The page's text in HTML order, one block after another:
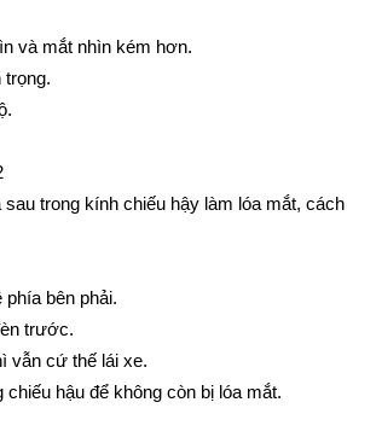
và mắt nhìn kém hơn.
trọng.
sau trong kính chiếu hậy làm lóa mắt, cách
bên phải.
trước.
vẫn cứ thế lái xe.
hậu để không còn bị lóa mắt.